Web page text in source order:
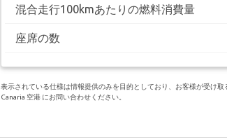
混合走行100kmあたりの燃料消費量
座席の数
表示されている仕様は情報提供のみを目的としており、お客様が受け
Canaria 空港 にお問い合わせください。